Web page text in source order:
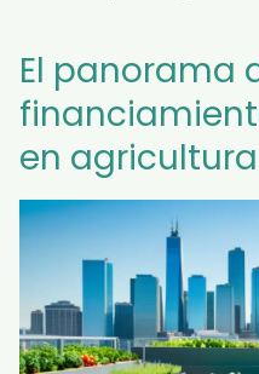
El panorama
en